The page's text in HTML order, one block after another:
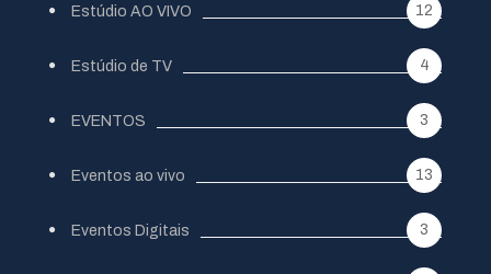
Estúdio AO VIVO 12
Estúdio de TV 4
EVENTOS 3
Eventos ao vivo 13
Eventos Digitais 3